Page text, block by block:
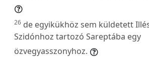
26 de egyikükhöz sem küldetett
Szidónhoz tartozó Sareptába egy
özvegyasszonyhoz.